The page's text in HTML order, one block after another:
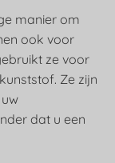
manier om
ook voor
ze voor
Ze zijn
dat u een